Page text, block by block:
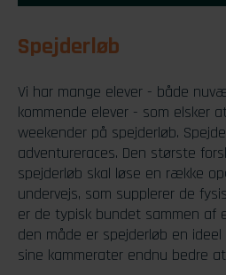
Spejderløb
Vi har mange elever - både
kommende elever - som elsker
weekender på spejderløb.
adventureraces. Den største
spejderløb skal løse en række
undervejs, som supplerer de
er de typisk bundet sammen af
den måde er spejderløb en
sine kammerater endnu bedre